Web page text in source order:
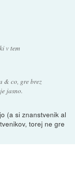
v tem
& co, gre brez
jasno.
(a si znanstvenik al
torej ne gre